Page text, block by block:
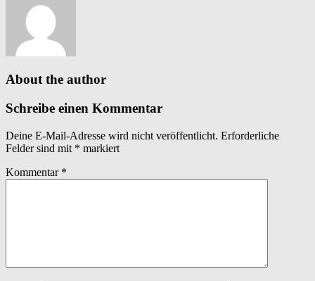
About the author
Schreibe einen Kommentar
Deine E-Mail-Adresse wird nicht veröffentlicht. Erforderliche
Felder sind mit * markiert
Kommentar *